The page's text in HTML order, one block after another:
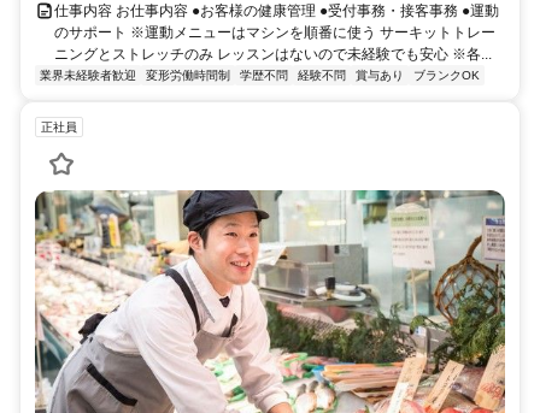
仕事内容 お仕事内容 ●お客様の健康管理 ●受付事務・接客事務 ●運動
のサポート ※運動メニューはマシンを順番に使う サーキットトレー
ニングとストレッチのみ レッスンはないので未経験でも安心 ※各...
業界未経験者歓迎 変形労働時間制 学歴不問 経験不問 賞与あり ブランクOK
正社員